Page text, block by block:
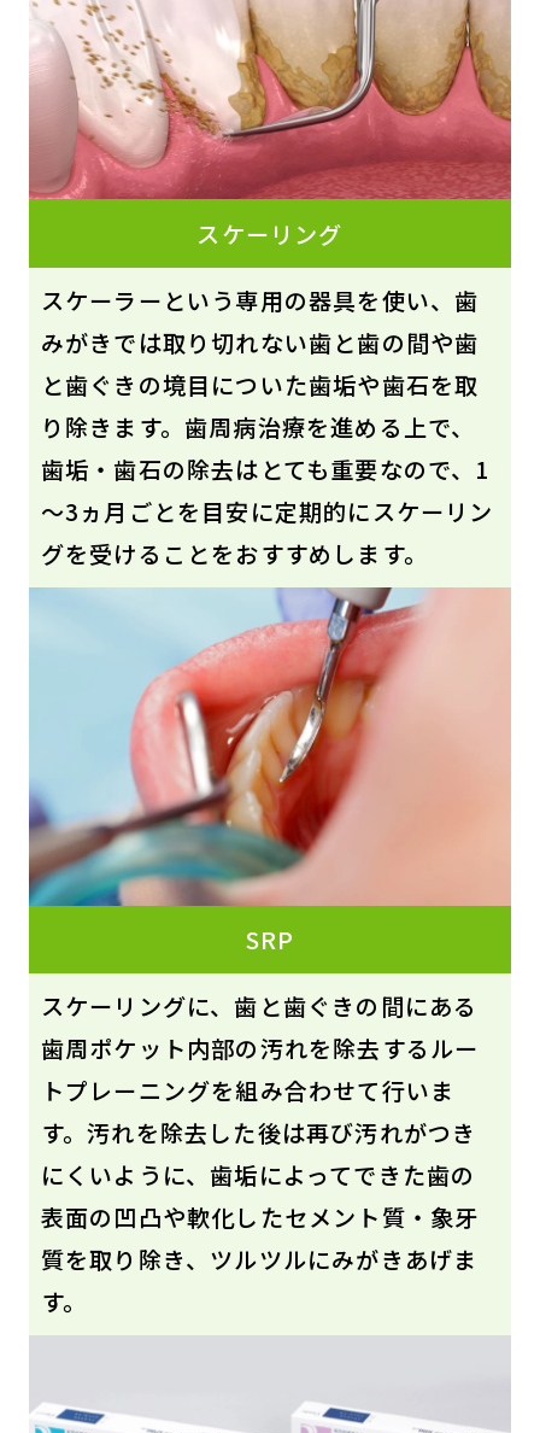
スケーリング
スケーラーという専用の器具を使い、歯
みがきでは取り切れない歯と歯の間や歯
と歯ぐきの境目についた歯垢や歯石を取
り除きます。歯周病治療を進める上で、
歯垢・歯石の除去はとても重要なので、1
～3ヵ月ごとを目安に定期的にスケーリン
グを受けることをおすすめします。
SRP
スケーリングに、歯と歯ぐきの間にある
歯周ポケット内部の汚れを除去するルー
トプレーニングを組み合わせて行いま
す。汚れを除去した後は再び汚れがつき
にくいように、歯垢によってできた歯の
表面の凹凸や軟化したセメント質・象牙
質を取り除き、ツルツルにみがきあげま
す。